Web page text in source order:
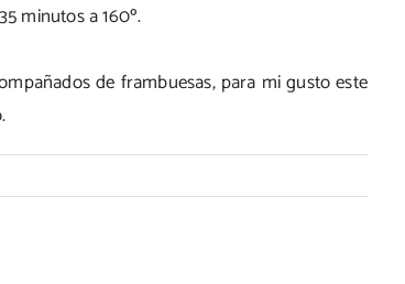
minutos a 160º.
de frambuesas, para mi gusto este